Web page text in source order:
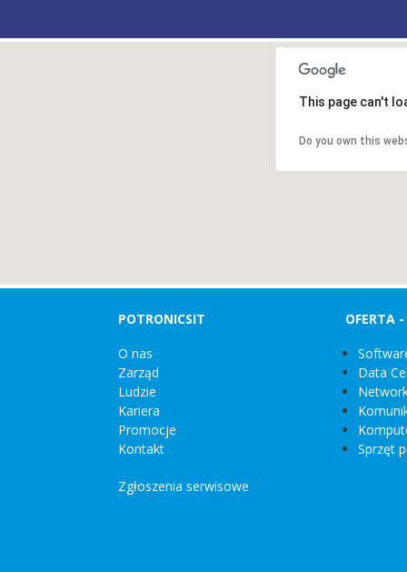
This page can't
Do you own this
POTRONICSIT
O nas
Zarząd
Ludzie
Kariera
Promocje
Kontakt
Zgłoszenia serwisowe
OFERTA
Data
Sprzęt